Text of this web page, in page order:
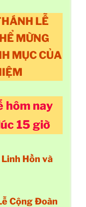
LỄ
MỪNG
MỤC CỦA
hôm nay
15 giờ
Hồn và
Cộng Đoàn